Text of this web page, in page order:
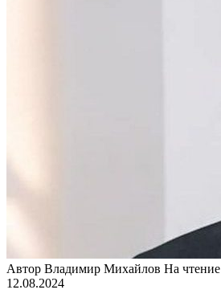
Автор Владимир Михайлов На чтение
12.08.2024